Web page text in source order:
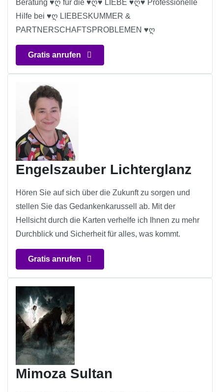
Beratung ♥ღ für die ♥ღ♥ LIEBE ♥ღ♥ Professionelle
Hilfe bei ♥ღ LIEBESKUMMER &
PARTNERSCHAFTSPROBLEMEN ♥ღ
Gratis anrufen
Engelszauber Lichterglanz
Hören Sie auf sich über die Zukunft zu sorgen und
stellen Sie das Gedankenkarussell ab. Mit der
Hellsicht durch die Karten verhelfe ich Ihnen zu mehr
Durchblick und Sicherheit für alles, was kommt.
Gratis anrufen
Mimoza Sultan